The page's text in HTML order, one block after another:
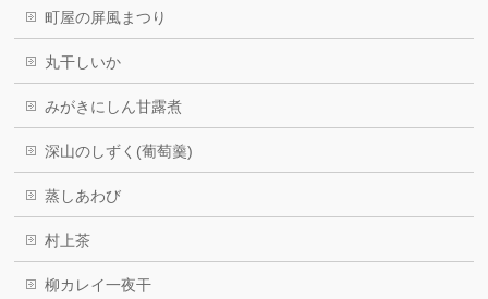
町屋の屏風まつり
丸干しいか
みがきにしん甘露煮
深山のしずく(葡萄羹)
蒸しあわび
村上茶
柳カレイ一夜干